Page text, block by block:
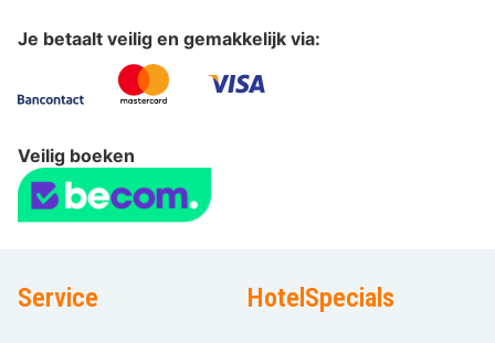
Je betaalt veilig en gemakkelijk via:
Veilig boeken
Service HotelSpecials